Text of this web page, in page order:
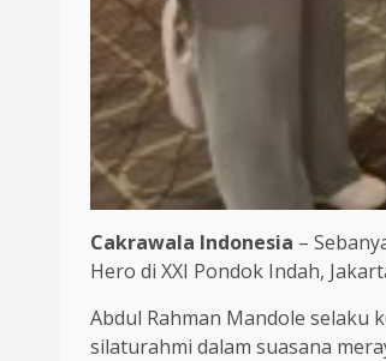
Cakrawala Indonesia –
Hero di XXI Pondok Indah,
Abdul Rahman Mandole selaku
silaturahmi dalam suasana